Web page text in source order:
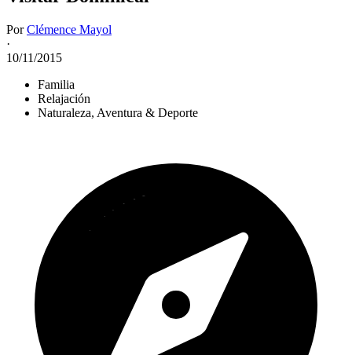
PorClémence Mayol
·
10/11/2015
Familia
Relajación
Naturaleza, Aventura & Deporte